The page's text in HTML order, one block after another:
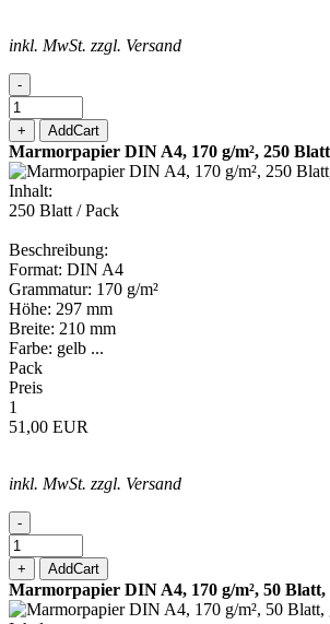
inkl. MwSt. zzgl. Versand
-
+ AddCart
Marmorpapier DIN A4, 170 g/m², 250
Inhalt:
250 Blatt / Pack
Beschreibung:
Format: DIN A4
Grammatur: 170 g/m²
Höhe: 297 mm
Breite: 210 mm
Farbe: gelb ...
Pack
Preis
1
51,00 EUR
inkl. MwSt. zzgl. Versand
-
+ AddCart
Marmorpapier DIN A4, 170 g/m², 50 Blatt,